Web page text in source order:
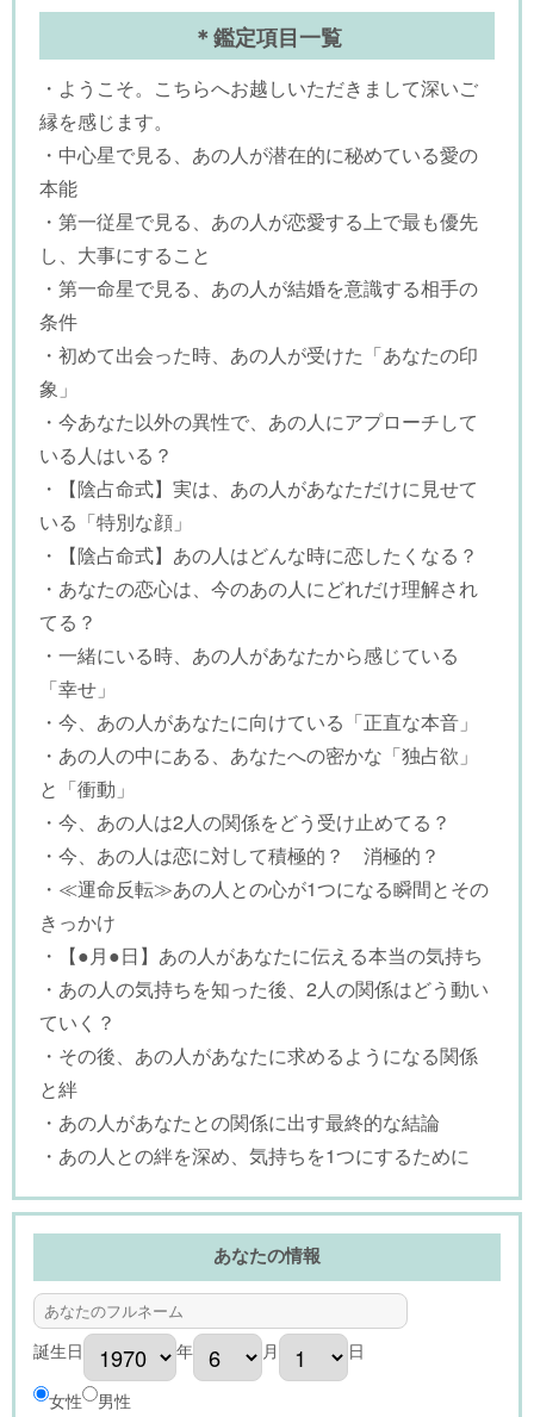
＊鑑定項目一覧
・ようこそ。こちらへお越しいただきまして深いご
縁を感じます。
・中心星で見る、あの人が潜在的に秘めている愛の
本能
・第一従星で見る、あの人が恋愛する上で最も優先
し、大事にすること
・第一命星で見る、あの人が結婚を意識する相手の
条件
・初めて出会った時、あの人が受けた「あなたの印
象」
・今あなた以外の異性で、あの人にアプローチして
いる人はいる？
・【陰占命式】実は、あの人があなただけに見せて
いる「特別な顔」
・【陰占命式】あの人はどんな時に恋したくなる？
・あなたの恋心は、今のあの人にどれだけ理解され
てる？
・一緒にいる時、あの人があなたから感じている
「幸せ」
・今、あの人があなたに向けている「正直な本音」
・あの人の中にある、あなたへの密かな「独占欲」
と「衝動」
・今、あの人は2人の関係をどう受け止めてる？
・今、あの人は恋に対して積極的？ 消極的？
・≪運命反転≫あの人との心が1つになる瞬間とその
きっかけ
・【●月●日】あの人があなたに伝える本当の気持ち
・あの人の気持ちを知った後、2人の関係はどう動い
ていく？
・その後、あの人があなたに求めるようになる関係
と絆
・あの人があなたとの関係に出す最終的な結論
・あの人との絆を深め、気持ちを1つにするために
あなたの情報
誕生日 年 月 日
女性 男性